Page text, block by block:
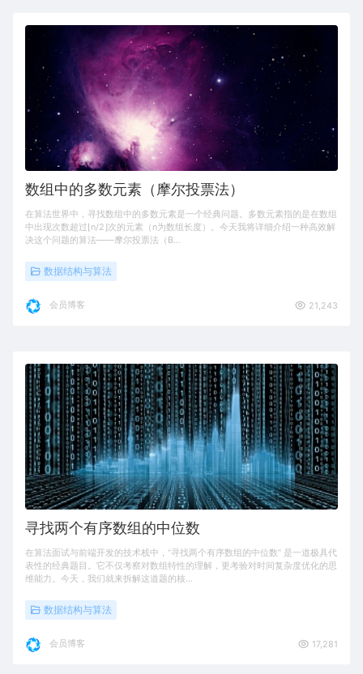
数组中的多数元素（摩尔投票法）
在算法世界中，寻找数组中的多数元素是一个经典问题。多数元素指的是在数组
中出现次数超过⌊n/2⌋次的元素（n为数组长度）。今天我将详细介绍一种高效解
决这个问题的算法——摩尔投票法（B…
数据结构与算法
会员博客 21,243
寻找两个有序数组的中位数
在算法面试与前端开发的技术栈中，“寻找两个有序数组的中位数” 是一道极具代
表性的经典题目。它不仅考察对数组特性的理解，更考验对时间复杂度优化的思
维能力。今天，我们就来拆解这道题的核…
数据结构与算法
会员博客 17,281